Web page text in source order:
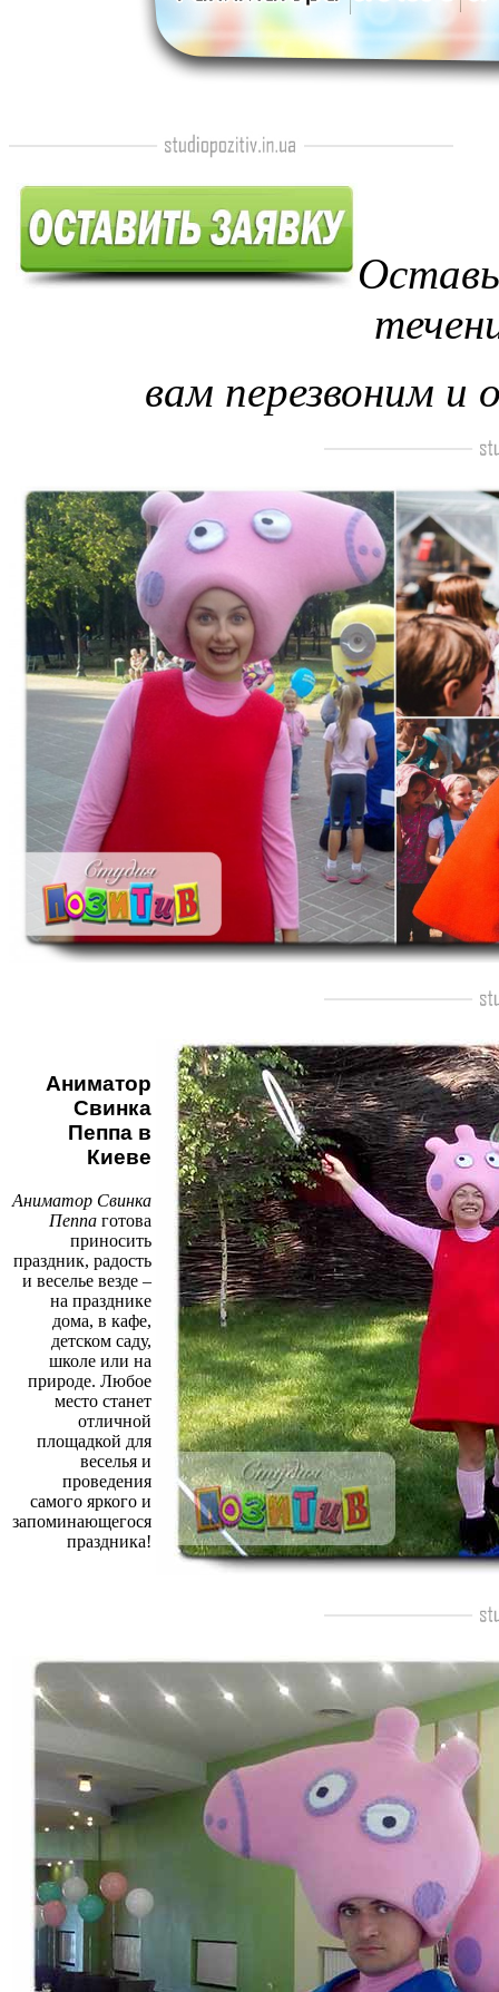
вам перезвоним и
Аниматор
Свинка
Пеппа в
Киеве
Аниматор Свинка
Пеппа готова
приносить
праздник, радость
и веселье везде –
на празднике
дома, в кафе,
детском саду,
школе или на
природе. Любое
место станет
отличной
площадкой для
веселья и
проведения
самого яркого и
запоминающегося
праздника!